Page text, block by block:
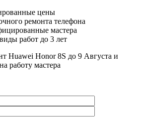
цены
ремонта телефона
мастера
работ до 3 лет
Huawei Honor 8S до 9 Августа и
на работу мастера